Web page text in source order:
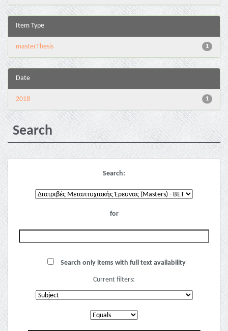
Item Type
1
masterThesis
Date
1
2018
Search
Search:
for
Search only items with full text availability
Current filters: